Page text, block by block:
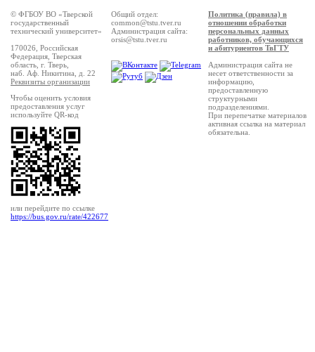
© ФГБОУ ВО «Тверской
государственный
технический университет»
170026, Российская
Федерация, Тверская
область, г. Тверь,
наб. Аф. Никитина, д. 22
Реквизиты организации
Чтобы оценить условия
предоставления услуг
используйте QR-код
или перейдите по ссылке
https://bus.gov.ru/rate/422677
Общий отдел:
common@tstu.tver.ru
Администрация сайта:
orsis@tstu.tver.ru
Политика (правила) в
отношении обработки
персональных данных
работников, обучающихся
и абитуриентов ТвГТУ
Администрация сайта не
несет ответственности за
информацию,
предоставленную
структурными
подразделениями.
При перепечатке материалов
активная ссылка на материал
обязательна.